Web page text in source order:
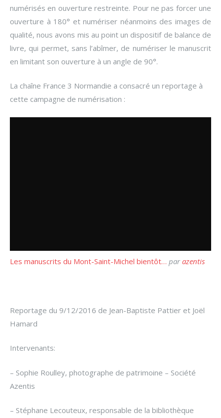
numérisés en ouverture restreinte. Pour ne pas forcer une
ouverture à 180° et numériser néanmoins des images de
qualité, nous avons mis au point un dispositif de balance de
livre, qui permet, sans l’abîmer, de numériser le manuscrit
en limitant son ouverture à un angle de 90°.
La chaîne France 3 Normandie a consacré un reportage à
cette campagne de numérisation :
Les manuscrits du Mont-Saint-Michel bientôt… parazentis
Reportage du 9/12/2016 de Jean-Baptiste Pattier et Joël
Hamard
Intervenants:
– Sophie Roulley, photographe de patrimoine – Société
Azentis
– Stéphane Lecouteux, responsable de la bibliothèque